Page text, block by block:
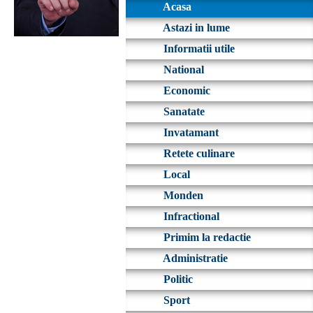
Acasa
Astazi in lume
Informatii utile
National
Economic
Sanatate
Invatamant
Retete culinare
Local
Monden
Infractional
Primim la redactie
Administratie
Politic
Sport